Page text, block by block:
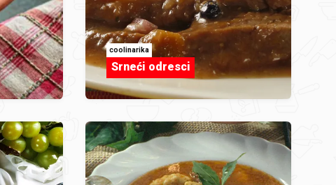
coolinarika
Srneći odresci